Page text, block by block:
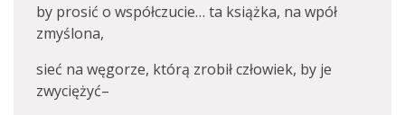
by prosić o współczucie… ta książka, na wpół
zmyślona,
sieć na węgorze, którą zrobił człowiek, by je
zwyciężyć–